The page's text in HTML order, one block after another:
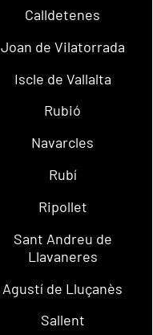
Calldetenes
Joan de Vilatorrada
Iscle de Vallalta
Rubió
Navarcles
Rubí
Ripollet
Sant Andreu de
Llavaneres
Agustí de Lluçanès
Sallent